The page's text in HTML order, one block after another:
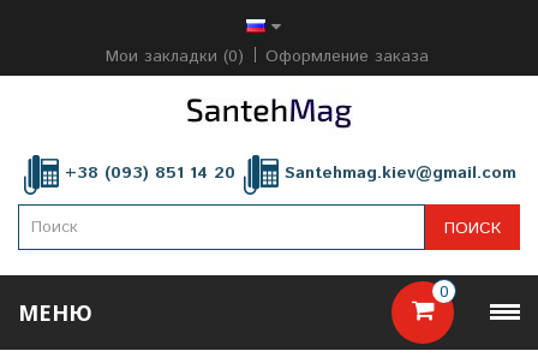
Мои закладки (0) Оформление заказа
+38 (093) 851 14 20 Santehmag.kiev@gmail.com
0
ПОИСК
МЕНЮ